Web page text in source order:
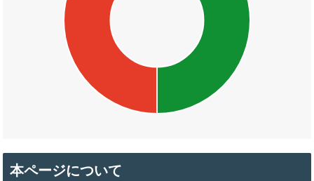
本ページについて